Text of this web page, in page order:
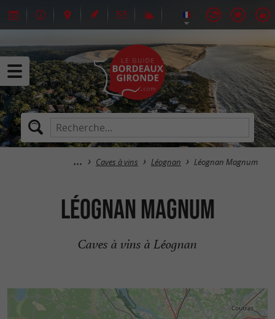
Caves à vins Léognan Léognan Magnum
Léognan Magnum
Caves à vins à Léognan